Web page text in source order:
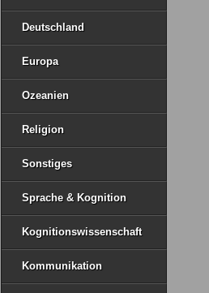
Deutschland
Europa
Ozeanien
Religion
Sonstiges
Sprache & Kognition
Kognitionswissenschaft
Kommunikation